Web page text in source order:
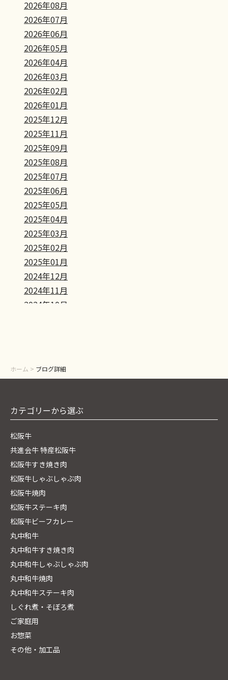
2026年08月
2026年07月
2026年06月
2026年05月
2026年04月
2026年03月
2026年02月
2026年01月
2025年12月
2025年11月
2025年09月
2025年08月
2025年07月
2025年06月
2025年05月
2025年04月
2025年03月
2025年02月
2025年01月
2024年12月
2024年11月
2024年10月
2024年05月
ホーム > ブログ詳細
カテゴリーから選ぶ
松阪牛
共進会牛 特産松阪牛
松阪牛すき焼き肉
松阪牛しゃぶしゃぶ肉
松阪牛焼肉
松阪牛ステーキ肉
松阪牛ビーフカレー
丸中和牛
丸中和牛すき焼き肉
丸中和牛しゃぶしゃぶ肉
丸中和牛焼肉
丸中和牛ステーキ肉
しぐれ煮・そぼろ煮
ご家庭用
お惣菜
その他・加工品